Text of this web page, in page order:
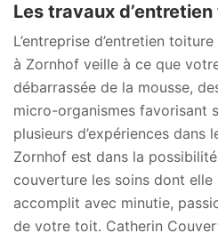
Les travaux
L’entreprise d’entretien
à Zornhof veille à ce que
débarrassée de la mousse,
micro-organismes favorisant
plusieurs d’expériences dans
Zornhof est dans la
couverture les soins dont
accomplit avec minutie,
de votre toit. Catherin